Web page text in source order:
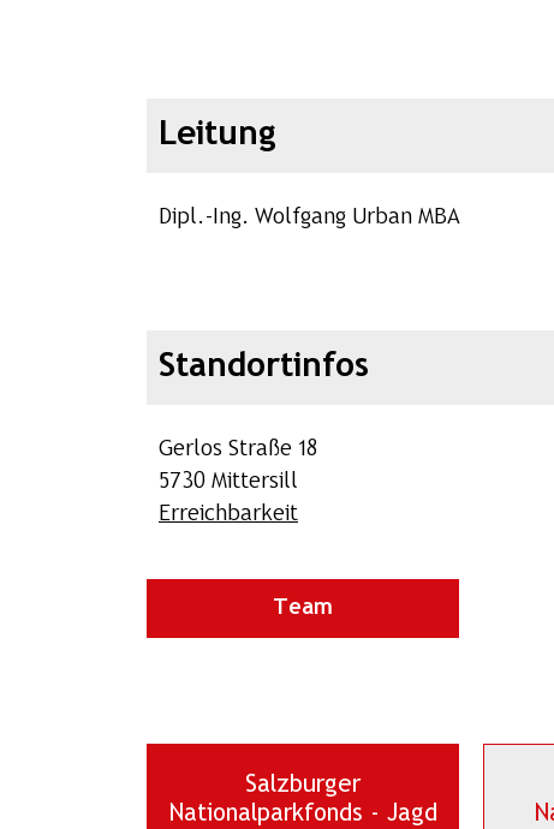
Leitung
Dipl.-Ing. Wolfgang Urban MBA
Standortinfos
Gerlos Straße 18
5730 Mittersill
Erreichbarkeit
Team
Salzburger
Nationalparkfonds - Jagd